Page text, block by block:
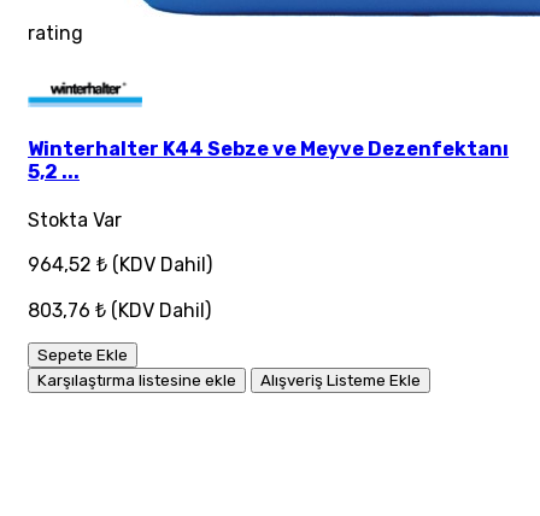
rating
Winterhalter K44 Sebze ve Meyve Dezenfektanı
5,2 ...
Stokta Var
964,52 ₺ (KDV Dahil)
803,76 ₺ (KDV Dahil)
Sepete Ekle
Karşılaştırma listesine ekle
Alışveriş Listeme Ekle